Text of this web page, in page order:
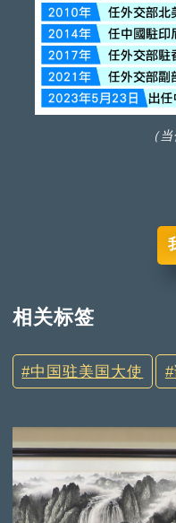
（
相关标签
中国驻美国大使